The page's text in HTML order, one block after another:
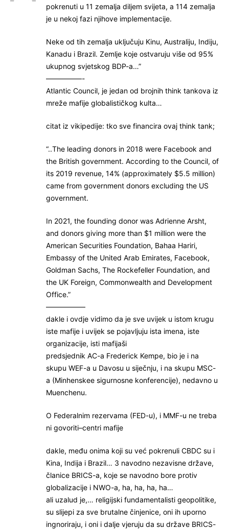
pokrenuti u 11 zemalja diljem svijeta, a 114 zemalja
je u nekoj fazi njihove implementacije.
Neke od tih zemalja uključuju Kinu, Australiju, Indiju,
Kanadu i Brazil. Zemlje koje ostvaruju više od 95%
ukupnog svjetskog BDP-a…”
—————-
Atlantic Council, je jedan od brojnih think tankova iz
mreže mafije globalističkog kulta…
citat iz vikipedije: tko sve financira ovaj think tank;
“..The leading donors in 2018 were Facebook and
the British government. According to the Council, of
its 2019 revenue, 14% (approximately $5.5 million)
came from government donors excluding the US
government.
In 2021, the founding donor was Adrienne Arsht,
and donors giving more than $1 million were the
American Securities Foundation, Bahaa Hariri,
Embassy of the United Arab Emirates, Facebook,
Goldman Sachs, The Rockefeller Foundation, and
the UK Foreign, Commonwealth and Development
Office.”
—————–
dakle i ovdje vidimo da je sve uvijek u istom krugu
iste mafije i uvijek se pojavljuju ista imena, iste
organizacije, isti mafijaši
predsjednik AC-a Frederick Kempe, bio je i na
skupu WEF-a u Davosu u siječnju, i na skupu MSC-
a (Minhenskee sigurnosne konferencije), nedavno u
Muenchenu.
O Federalnim rezervama (FED-u), i MMF-u ne treba
ni govoriti–centri mafije
dakle, među onima koji su već pokrenuli CBDC su i
Kina, Indija i Brazil… 3 navodno nezavisne države,
članice BRICS-a, koje se navodno bore protiv
globalizacije i NWO-a, ha, ha, ha, ha…
ali uzalud je,… religijski fundamentalisti geopolitike,
su slijepi za sve brutalne činjenice, oni ih uporno
ingnoriraju, i oni i dalje vjeruju da su države BRICS-